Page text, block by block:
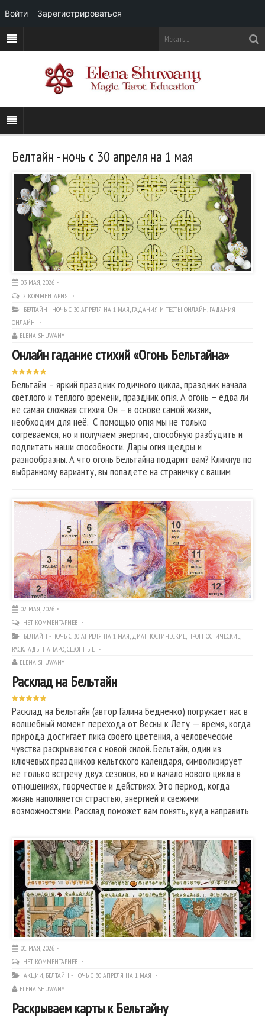
Белтайн - ночь с 30 апреля на 1 мая
03 МАЯ, 2026
2 КОММЕНТАРИЯ
БЕЛТАЙН - НОЧЬ С 30 АПРЕЛЯ НА 1 МАЯ, ГАДАНИЯ И ТЕСТЫ ОНЛАЙН, ГАДАНИЯ
ОНЛАЙН
ELENA SHUWANY
Онлайн гадание стихий «Огонь Бельтайна»
Бельтайн – яркий праздник годичного цикла, праздник начала
светлого и теплого времени, праздник огня. А огонь – едва ли
не самая сложная стихия. Он – в основе самой жизни,
необходим для неё. С помощью огня мы не только
согреваемся, но и получаем энергию, способную разбудить и
подпитать наши способности. Дары огня щедры и
разнообразны. А что огонь Бельтайна подарит вам? Кликнув по
выбранному варианту, вы попадете на страничку с вашим
02 МАЯ, 2026
НЕТ КОММЕНТАРИЕВ
БЕЛТАЙН - НОЧЬ С 30 АПРЕЛЯ НА 1 МАЯ, ДИАГНОСТИЧЕСКИЕ, ПРОГНОСТИЧЕСКИЕ,
РАСКЛАДЫ НА ТАРО,СЕЗОННЫЕ
ELENA SHUWANY
Расклад на Бельтайн
Расклад на Бельтайн (автор Галина Бедненко) погружает нас в
волшебный момент перехода от Весны к Лету — время, когда
природа достигает пика своего цветения, а человеческие
чувства раскрываются с новой силой. Бельтайн, один из
ключевых праздников кельтского календаря, символизирует
не только встречу двух сезонов, но и начало нового цикла в
отношениях, творчестве и действиях. Это период, когда
жизнь наполняется страстью, энергией и свежими
возможностями. Расклад поможет вам понять, куда направить
01 МАЯ, 2026
НЕТ КОММЕНТАРИЕВ
АКЦИИ, БЕЛТАЙН - НОЧЬ С 30 АПРЕЛЯ НА 1 МАЯ
ELENA SHUWANY
Раскрываем карты к Бельтайну
Войти Зарегистрироваться